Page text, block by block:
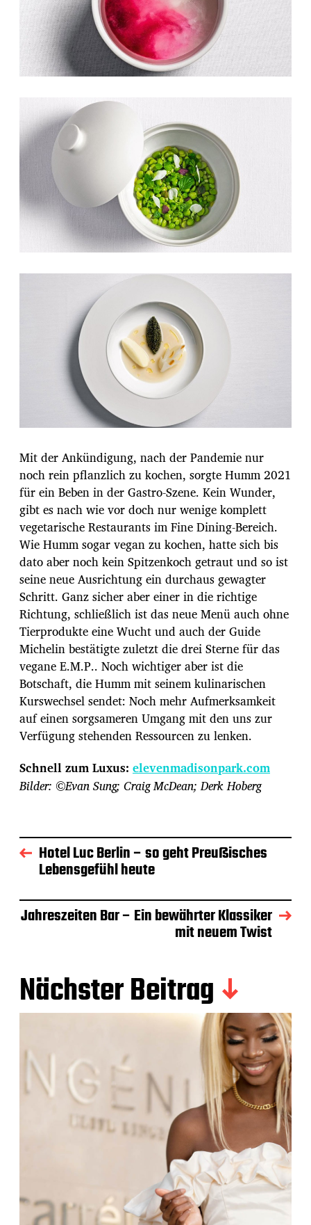
Mit der Ankündigung, nach der Pandemie nur
noch rein pflanzlich zu kochen, sorgte Humm 2021
für ein Beben in der Gastro-Szene. Kein Wunder,
gibt es nach wie vor doch nur wenige komplett
vegetarische Restaurants im Fine Dining-Bereich.
Wie Humm sogar vegan zu kochen, hatte sich bis
dato aber noch kein Spitzenkoch getraut und so ist
seine neue Ausrichtung ein durchaus gewagter
Schritt. Ganz sicher aber einer in die richtige
Richtung, schließlich ist das neue Menü auch ohne
Tierprodukte eine Wucht und auch der Guide
Michelin bestätigte zuletzt die drei Sterne für das
vegane E.M.P.. Noch wichtiger aber ist die
Botschaft, die Humm mit seinem kulinarischen
Kurswechsel sendet: Noch mehr Aufmerksamkeit
auf einen sorgsameren Umgang mit den uns zur
Verfügung stehenden Ressourcen zu lenken.
Schnell zum Luxus: elevenmadisonpark.com
Bilder: ©Evan Sung; Craig McDean; Derk Hoberg
Hotel Luc Berlin – so geht Preußisches
Lebensgefühl heute
Jahreszeiten Bar – Ein bewährter Klassiker
mit neuem Twist
Nächster Beitrag